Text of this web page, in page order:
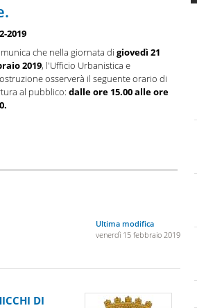
2019
che nella giornata di giovedì 21
2019, l'Ufficio Urbanistica e
osserverà il seguente orario di
al pubblico: dalle ore 15.00 alle ore
Ultima modifica
venerdì 15 febbraio 2019
DI